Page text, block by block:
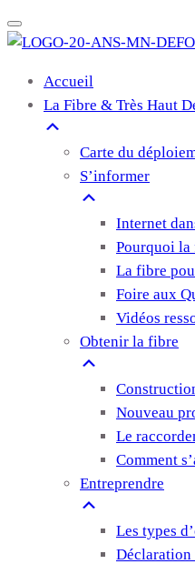
Accueil
La Fibre & Très Haut
Carte du
S’informer
Internet
Pourquoi la
La fibre
Foire aux
Vidéos
Obtenir la fibre
Nouveau
Le
Comment
Entreprendre
Les types
Déclaration